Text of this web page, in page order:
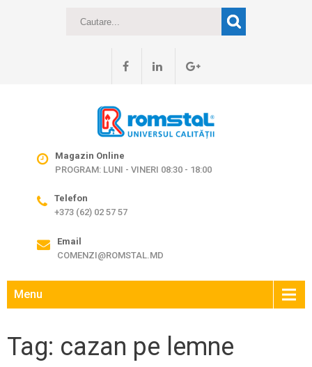
Magazin Online
PROGRAM: LUNI - VINERI 08:30 - 18:00
Telefon
+373 (62) 02 57 57
Email
COMENZI@ROMSTAL.MD
Menu
Tag: cazan pe lemne